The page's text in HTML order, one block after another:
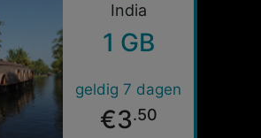
India
1 GB
geldig 7 dagen
€3.50